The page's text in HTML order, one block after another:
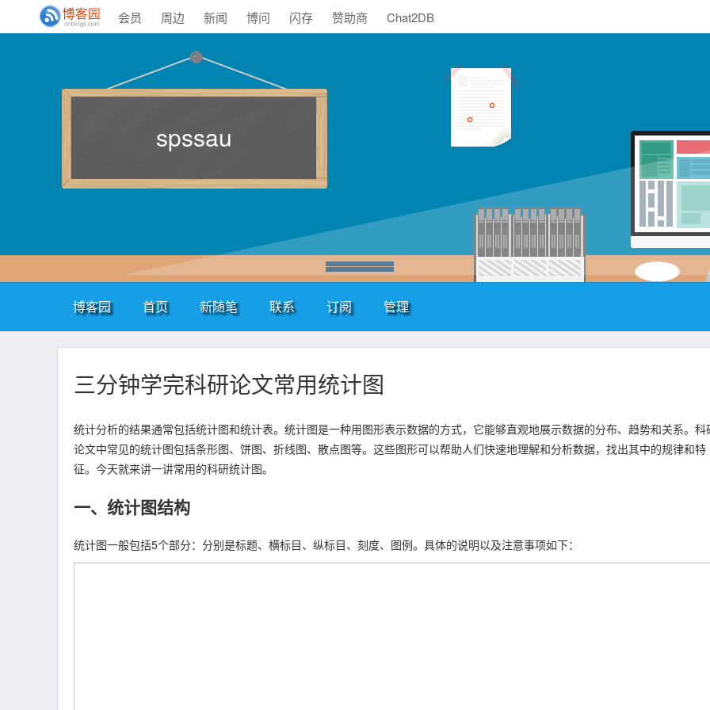
会员 周边 新闻 博问 闪存 赞助商 Chat2DB
spssau
博客园 首页 新随笔 联系 订阅 管理
三分钟学完科研论文常用统计图
统计分析的结果通常包括统计图和统计表。统计图是一种用图形表示数据的方式，它能够直观地展示数据的分布、趋势和关系。科
论文中常见的统计图包括条形图、饼图、折线图、散点图等。这些图形可以帮助人们快速地理解和分析数据，找出其中的规律和特
征。今天就来讲一讲常用的科研统计图。
一、统计图结构
统计图一般包括5个部分：分别是标题、横标目、纵标目、刻度、图例。具体的说明以及注意事项如下：